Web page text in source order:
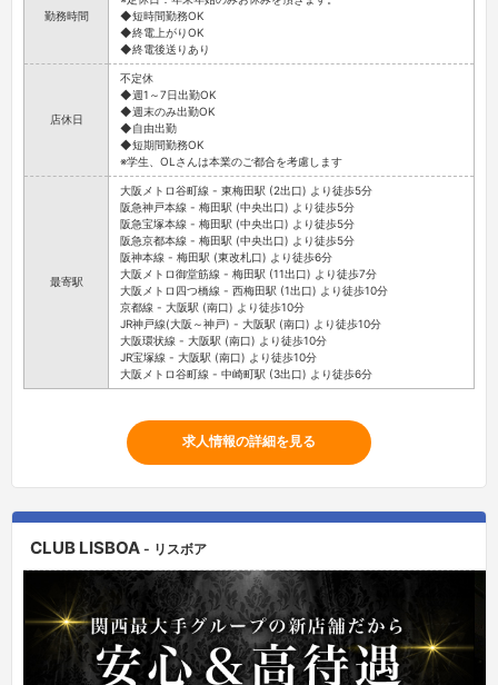
勤務時間
◆短時間勤務OK
◆終電上がりOK
◆終電後送りあり
店休日
不定休
◆週1～7日出勤OK
◆週末のみ出勤OK
◆自由出勤
◆短期間勤務OK
※学生、OLさんは本業のご都合を考慮します
最寄駅
大阪メトロ谷町線 - 東梅田駅 (2出口) より徒歩5分
阪急神戸本線 - 梅田駅 (中央出口) より徒歩5分
阪急宝塚本線 - 梅田駅 (中央出口) より徒歩5分
阪急京都本線 - 梅田駅 (中央出口) より徒歩5分
阪神本線 - 梅田駅 (東改札口) より徒歩6分
大阪メトロ御堂筋線 - 梅田駅 (11出口) より徒歩7分
大阪メトロ四つ橋線 - 西梅田駅 (1出口) より徒歩10分
京都線 - 大阪駅 (南口) より徒歩10分
JR神戸線(大阪～神戸) - 大阪駅 (南口) より徒歩10分
大阪環状線 - 大阪駅 (南口) より徒歩10分
JR宝塚線 - 大阪駅 (南口) より徒歩10分
大阪メトロ谷町線 - 中崎町駅 (3出口) より徒歩6分
求人情報の詳細を見る
CLUB LISBOA - リスボア